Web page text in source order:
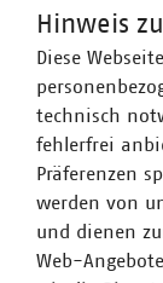
Energie. Auch
Statement zum
VKU warnt
Zulassungen
07.07.2026
Hinweis
Diese
technisch
fehlerfrei
Präferenzen
werden von
und dienen
Web-